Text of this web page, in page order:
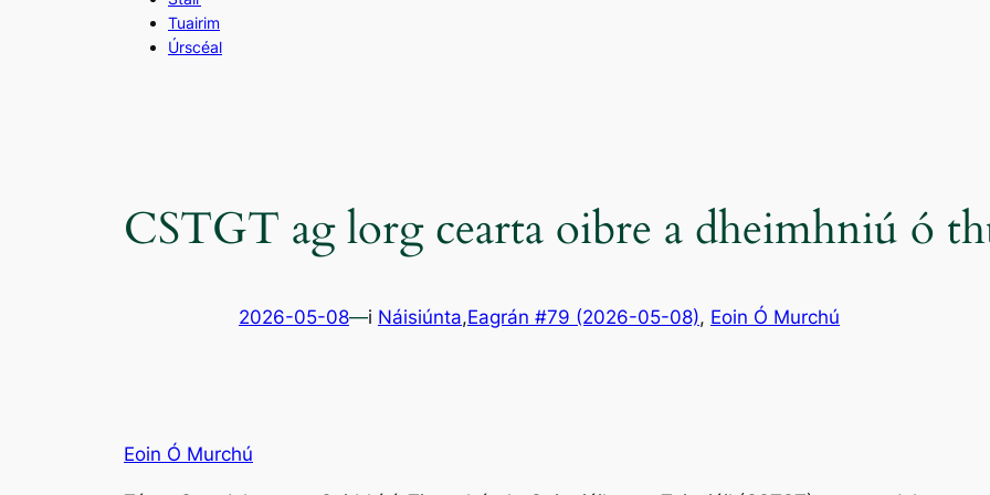
Tuairim
Úrscéal
CSTGT ag lorg cearta oibre a dheimhniú ó
2026-05-08—i Náisiúnta,Eagrán #79 (2026-05-08), Eoin Ó Murchú
Eoin Ó Murchú